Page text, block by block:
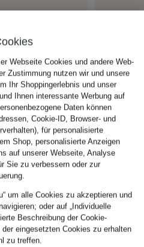
TF4206
385
CHF 410
Kleider
Lederjacken für Damen
Lederjacken für Herren
Webseite Cookies und andere Web-
Zustimmung nutzen wir und unsere
Ihr Shoppingerlebnis und unser
Ihnen interessante Werbung auf
Daten können
Cookie-ID, Browser- und
für personalisierte
Shop, personalisierte Anzeigen
auf unserer Webseite, Analyse
Sie zu verbessern oder zur
um alle Cookies zu akzeptieren und
oder auf „Individuelle
Beschreibung der Cookie-
eingesetzten Cookies zu erhalten
zu treffen.